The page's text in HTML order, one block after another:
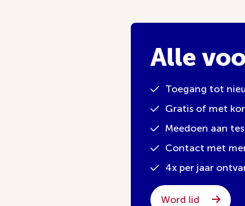
Alle
Toegang tot
Gratis of met
Meedoen aan
Contact met
4x per jaar
Word lid